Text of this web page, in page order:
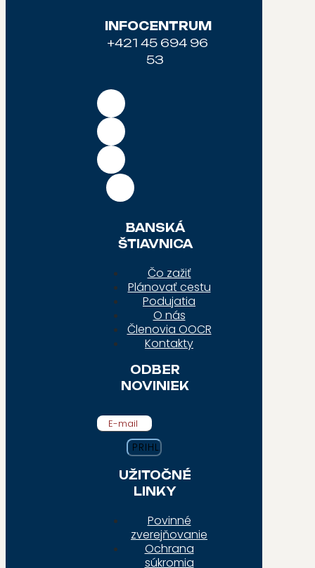
INFOCENTRUM
+421 45 694 96
53
BANSKÁ
ŠTIAVNICA
Čo zažiť
Plánovať cestu
Podujatia
O nás
Členovia OOCR
Kontakty
ODBER
NOVINIEK
E-mail
UŽITOČNÉ
LINKY
Povinné
zverejňovanie
Ochrana
súkromia